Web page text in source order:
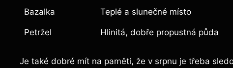
Bazalka Teplé⁢ a slunečné místo
Petržel Hlinitá, dobře ‍propustná půda
Je také dobré mít na paměti, ‍že v srpnu⁢ je třeba